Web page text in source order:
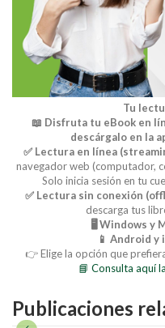
Tu
📖 Disfruta tu eBook en
descárgalo en la
✅ Lectura en línea
navegador web (computador,
Solo inicia sesión en tu
✅ Lectura sin conexión
descarga tus
🖥️ Windows y
📱 Android y
👉 Elige la opción que
📘 Consulta aquí
Publicaciones